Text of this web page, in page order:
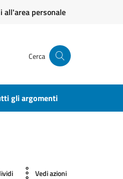
all'area personale
Cerca
gli argomenti
Vedi azioni